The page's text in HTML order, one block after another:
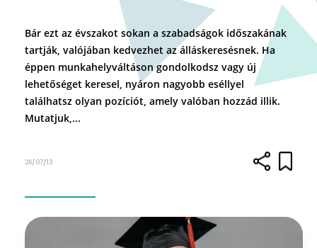
Bár ezt az évszakot sokan a szabadságok időszakának
tartják, valójában kedvezhet az álláskeresésnek. Ha
éppen munkahelyváltáson gondolkodsz vagy új
lehetőséget keresel, nyáron nagyobb eséllyel
találhatsz olyan pozíciót, amely valóban hozzád illik.
Mutatjuk,...
26/07/13